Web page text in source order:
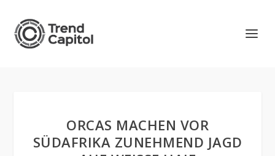
ORCAS MACHEN VOR
SÜDAFRIKA ZUNEHMEND JAGD